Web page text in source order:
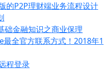
的P2P理财端业务流程设计
础金融知识之商业保理
全官方联系方式！2018年1
程登录